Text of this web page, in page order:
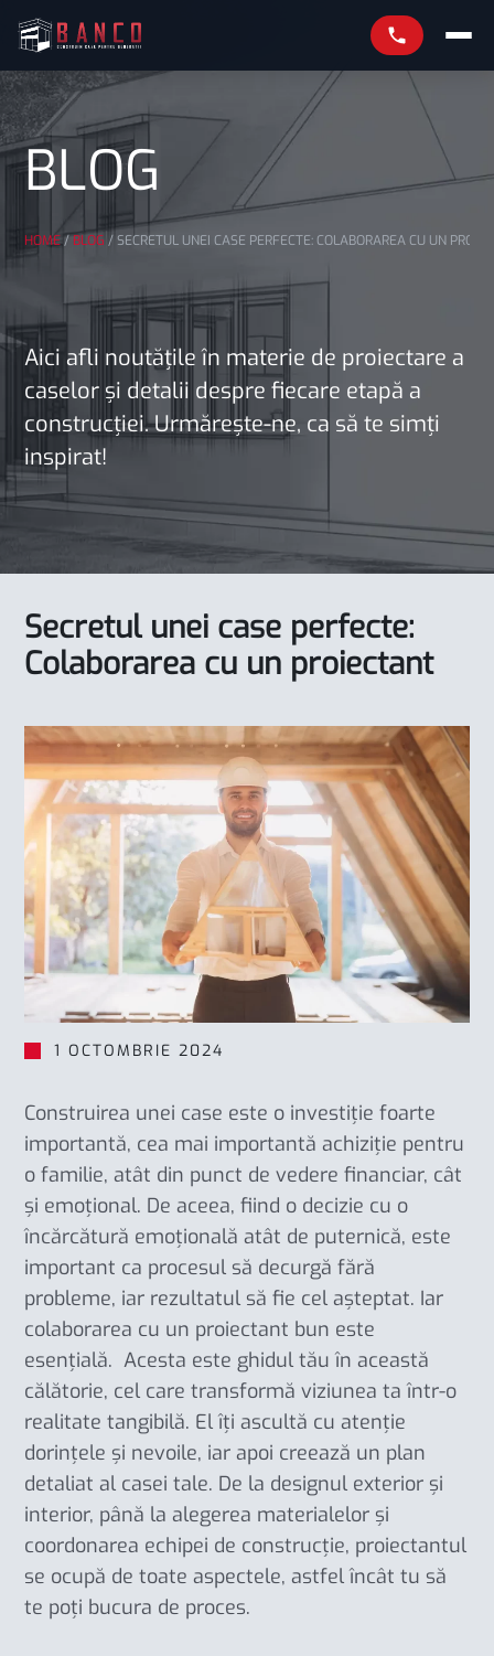
Aici afli noutățile în materie de proiectare a
caselor și detalii despre fiecare etapă a
construcției. Urmărește-ne, ca să te simți
inspirat!
BLOG
HOME/BLOG / SECRETUL UNEI CASE PERFECTE: COLABORAREA CU UN
Secretul unei case perfecte:
Colaborarea cu un proiectant
1 OCTOMBRIE 2024
Construirea unei case este o investiție foarte
importantă, cea mai importantă achiziție pentru
o familie, atât din punct de vedere financiar, cât
și emoțional. De aceea, fiind o decizie cu o
încărcătură emoțională atât de puternică, este
important ca procesul să decurgă fără
probleme, iar rezultatul să fie cel așteptat. Iar
colaborarea cu un proiectant bun este
esențială. Acesta este ghidul tău în această
călătorie, cel care transformă viziunea ta într-o
realitate tangibilă. El îți ascultă cu atenție
dorințele și nevoile, iar apoi creează un plan
detaliat al casei tale. De la designul exterior și
interior, până la alegerea materialelor și
coordonarea echipei de construcție, proiectantul
se ocupă de toate aspectele, astfel încât tu să
te poți bucura de proces.